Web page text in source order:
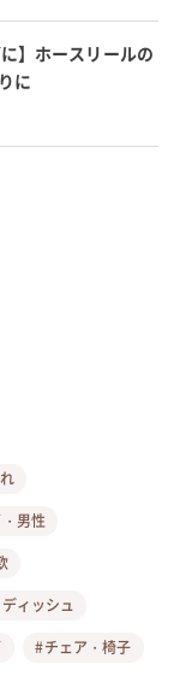
】ホースリールの
に
男性
ィッシュ
#チェア・椅子